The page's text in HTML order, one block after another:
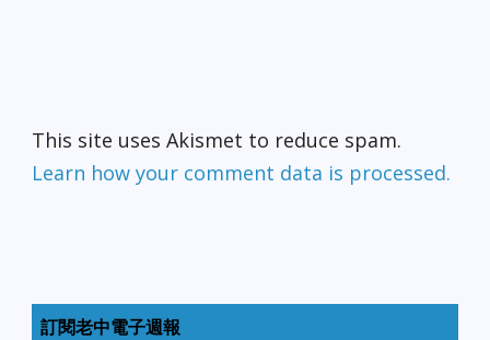
This site uses Akismet to reduce spam.
Learn how your comment data is processed.
訂閱老中電子週報